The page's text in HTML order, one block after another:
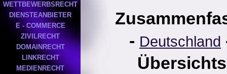
WETTBEWERBSRECHT
DIENSTEANBIETER
E - COMMERCE
ZIVILRECHT
DOMAINRECHT
LINKRECHT
MEDIENRECHT
- Deutschland